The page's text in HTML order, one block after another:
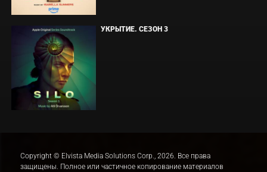
УКРЫТИЕ. СЕЗОН 3
Copyright © Elvista Media Solutions Corp., 2026. Все права
защищены. Полное или частичное копирование материалов